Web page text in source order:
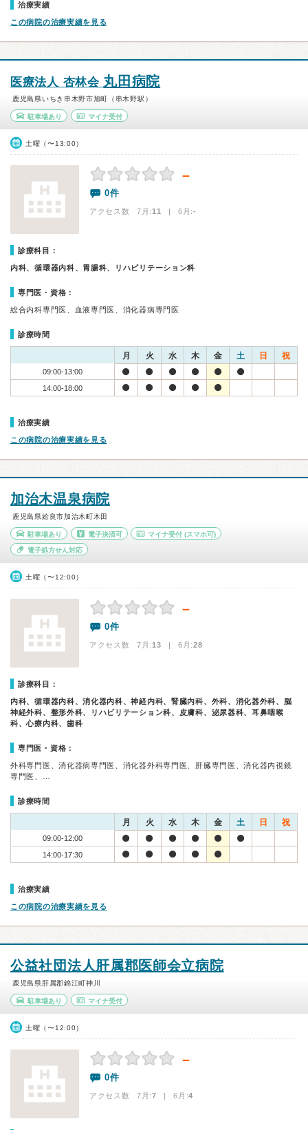
治療実績
この病院の治療実績を見る
医療法人 杏林会 丸田病院
鹿児島県いちき串木野市旭町（串木野駅）
駐車場あり マイナ受付
土曜（〜13:00）
－
0件
アクセス数 7月:11 | 6月:-
診療科目：
内科、循環器内科、胃腸科、リハビリテーション科
専門医・資格：
総合内科専門医、血液専門医、消化器病専門医
診療時間
月 火 水 木 金 土 日 祝
09:00-13:00
14:00-18:00
治療実績
この病院の治療実績を見る
加治木温泉病院
鹿児島県姶良市加治木町木田
駐車場あり 電子決済可 マイナ受付 (スマホ可)
電子処方せん対応
土曜（〜12:00）
－
0件
アクセス数 7月:13 | 6月:28
診療科目：
内科、循環器内科、消化器内科、神経内科、腎臓内科、外科、消化器外科、脳
神経外科、整形外科、リハビリテーション科、皮膚科、泌尿器科、耳鼻咽喉
科、心療内科、歯科
専門医・資格：
外科専門医、消化器病専門医、消化器外科専門医、肝臓専門医、消化器内視鏡
専門医、…
診療時間
月 火 水 木 金 土 日 祝
09:00-12:00
14:00-17:30
治療実績
この病院の治療実績を見る
公益社団法人肝属郡医師会立病院
鹿児島県肝属郡錦江町神川
駐車場あり マイナ受付
土曜（〜12:00）
－
0件
アクセス数 7月:7 | 6月:4